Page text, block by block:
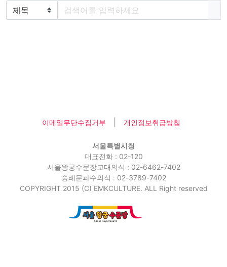
이메일무단수집거부 개인정보취급방침
서울특별시청
대표전화 : 02-120
서울왕궁수문장교대의식 : 02-6462-7402
숭례문파수의식 : 02-3789-7402
COPYRIGHT 2015 (C) EMKCULTURE. ALL Right reserved